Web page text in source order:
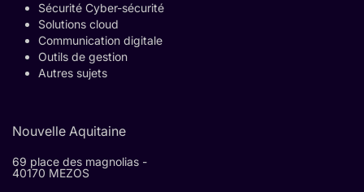
Sécurité Cyber-sécurité
Solutions cloud
Communication digitale
Outils de gestion
Autres sujets
Nouvelle Aquitaine
69 place des magnolias -
40170 MEZOS